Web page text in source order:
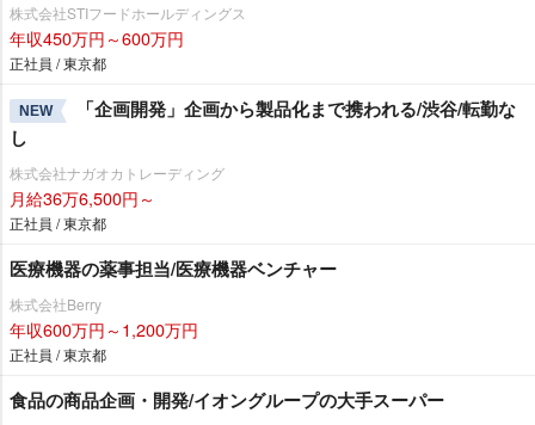
株式会社STIフードホールディングス
年収450万円～600万円
正社員 / 東京都
NEW
「企画開発」企画から製品化まで携われる/渋谷/転勤な
し
株式会社ナガオカトレーディング
月給36万6,500円～
正社員 / 東京都
医療機器の薬事担当/医療機器ベンチャー
株式会社Berry
年収600万円～1,200万円
正社員 / 東京都
食品の商品企画・開発/イオングループの大手スーパー